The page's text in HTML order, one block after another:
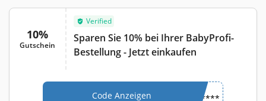
10%
Gutschein
Verified
Sparen Sie 10% bei Ihrer BabyProfi-
Bestellung - Jetzt einkaufen
Code Anzeigen ****